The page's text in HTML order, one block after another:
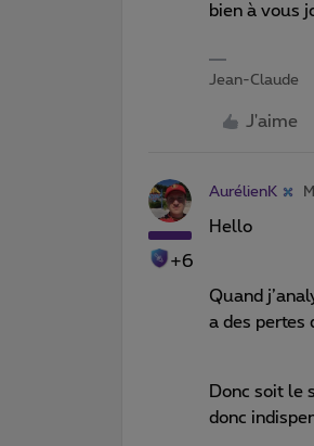
bien à vous
Jean-Claude
J'aime
+6
AurélienK
Hello
Quand
a des pertes
Donc soit le
donc